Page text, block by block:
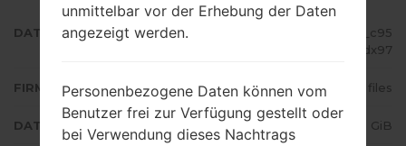
DATEINAME
SM-J200GU_1_20180108123253_c95
abvdx97
FIRMWARE TYP 4 files
DATEIGRÖSSE 1.03 GiB
unmittelbar vor der Erhebung der Daten
angezeigt werden.
Personenbezogene Daten können vom
Benutzer frei zur Verfügung gestellt oder
bei Verwendung dieses Nachtrags